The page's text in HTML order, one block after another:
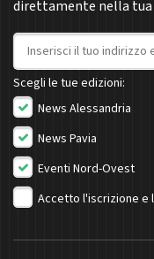
direttamente nella
Indirizzo email
Scegli le tue edizioni:
News Alessandria
News Pavia
Eventi Nord-Ovest
Accetto l'iscrizione e